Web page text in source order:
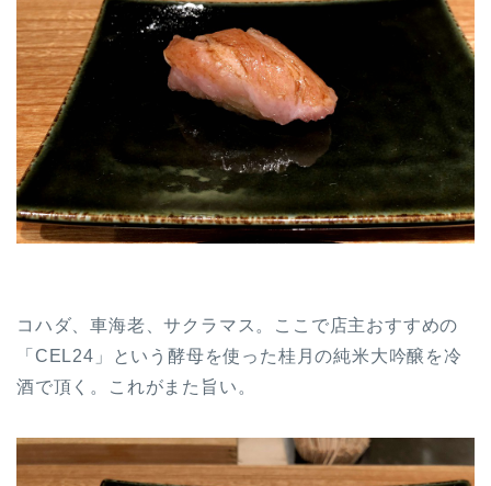
コハダ、車海老、サクラマス。ここで店主おすすめの
「CEL24」という酵母を使った桂月の純米大吟醸を冷
酒で頂く。これがまた旨い。